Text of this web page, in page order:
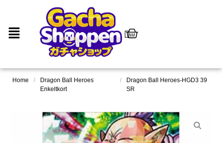
Home /
Dragon Ball Heroes
Enkeltkort
/
Dragon Ball Heroes-HGD3 39
SR